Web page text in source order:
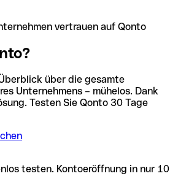
vertrauen auf Qonto
über die gesamte
Unternehmens – mühelos. Dank
Testen Sie Qonto 30 Tage
testen. Kontoeröffnung in nur 10